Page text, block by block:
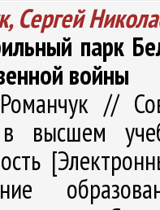
Сергей
парк
войны
//
высшем